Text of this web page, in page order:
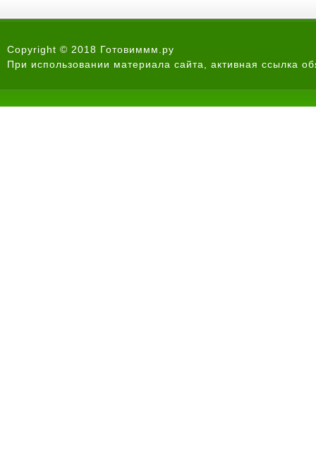
Copyright © 2018 Готовиммм.ру
При использовании материала сайта, активная ссылка